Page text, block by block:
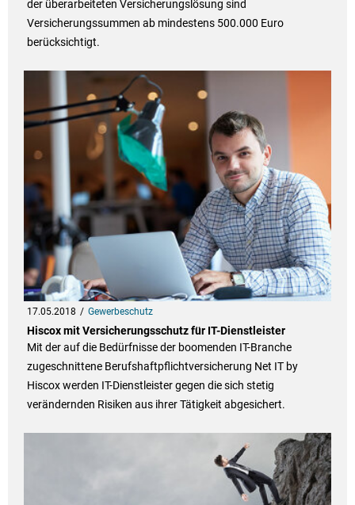
der überarbeiteten Versicherungslösung sind
Versicherungssummen ab mindestens 500.000 Euro
berücksichtigt.
17.05.2018 Gewerbeschutz
Hiscox mit Versicherungsschutz für IT-Dienstleister
Mit der auf die Bedürfnisse der boomenden IT-Branche
zugeschnittene Berufshaftpflichtversicherung Net IT by
Hiscox werden IT-Dienstleister gegen die sich stetig
verändernden Risiken aus ihrer Tätigkeit abgesichert.